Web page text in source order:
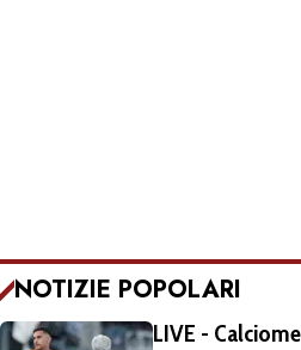
NOTIZIE POPOLARI
LIVE -